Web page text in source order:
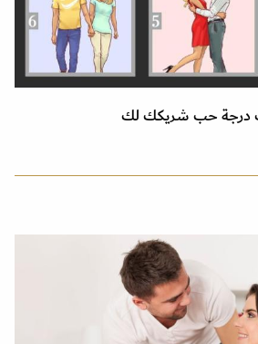
درجة حب شريكك لك